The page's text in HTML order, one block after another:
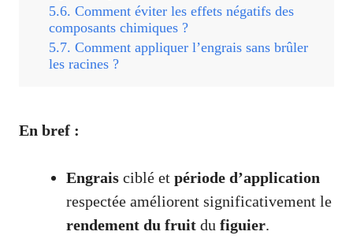
Comment éviter les effets négatifs des
composants chimiques ?
Comment appliquer l’engrais sans brûler
les racines ?
En bref :
Engrais ciblé et période d’application
respectée améliorent significativement le
rendement du fruit du figuier.